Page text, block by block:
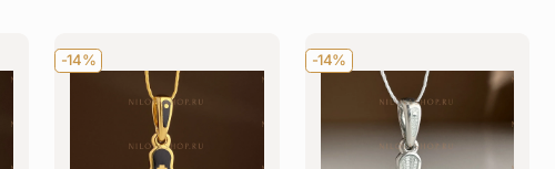
-14% -14%